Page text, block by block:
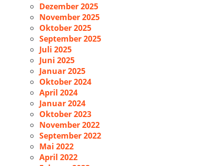
Dezember 2025
November 2025
Oktober 2025
September 2025
Juli 2025
Juni 2025
Januar 2025
Oktober 2024
April 2024
Januar 2024
Oktober 2023
November 2022
September 2022
Mai 2022
April 2022